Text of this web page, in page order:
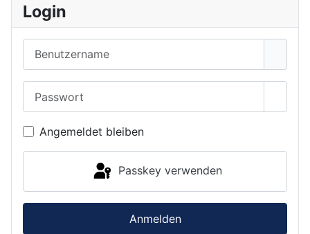
Login
Angemeldet bleiben
Passkey verwenden
Anmelden